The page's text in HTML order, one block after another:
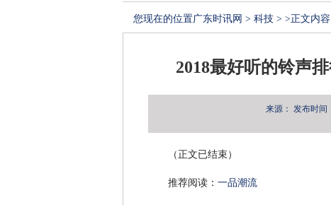
您现在的位置广东时讯网 > 科技 > >正文内容
2018最好听的铃声
来源： 发布时间
（正文已结束）
推荐阅读： 一品潮流